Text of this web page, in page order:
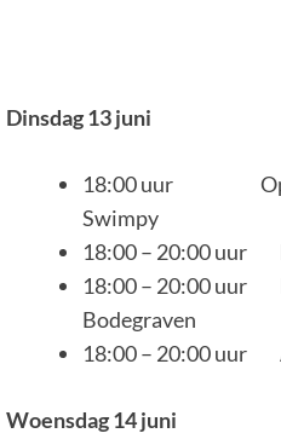
Dinsdag 13 juni
18:00 uur
Swimpy
18:00 – 20:00 uur
18:00 – 20:00 uur
Bodegraven
18:00 – 20:00 uur
Woensdag 14 juni